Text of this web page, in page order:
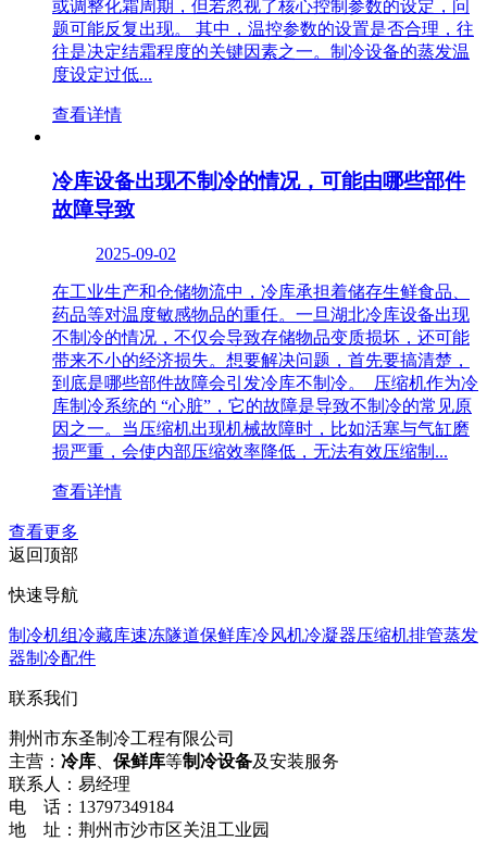
或调整化霜周期，但若忽视了核心控制参数的设定，问
题可能反复出现。 其中，温控参数的设置是否合理，往
往是决定结霜程度的关键因素之一。制冷设备的蒸发温
度设定过低...
查看详情
冷库设备出现不制冷的情况，可能由哪些部件
故障导致
2025-09-02
在工业生产和仓储物流中，冷库承担着储存生鲜食品、
药品等对温度敏感物品的重任。一旦湖北冷库设备出现
不制冷的情况，不仅会导致存储物品变质损坏，还可能
带来不小的经济损失。想要解决问题，首先要搞清楚，
到底是哪些部件故障会引发冷库不制冷。​ 压缩机作为冷
库制冷系统的 “心脏”，它的故障是导致不制冷的常见原
因之一。当压缩机出现机械故障时，比如活塞与气缸磨
损严重，会使内部压缩效率降低，无法有效压缩制...
查看详情
查看更多
返回顶部
快速导航
制冷机组冷藏库速冻隧道保鲜库冷风机冷凝器压缩机排管蒸发
器制冷配件
联系我们
荆州市东圣制冷工程有限公司
主营： 冷库 保鲜库等制冷设备及安装服务
联系人：易经理
电 话：13797349184
地 址：荆州市沙市区关沮工业园